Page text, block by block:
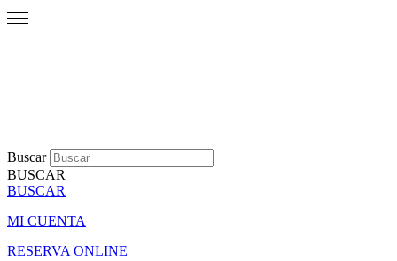
Buscar
BUSCAR
BUSCAR
MI CUENTA
RESERVA ONLINE